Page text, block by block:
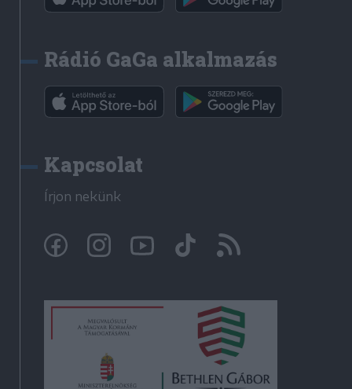
Rádió GaGa alkalmazás
Kapcsolat
Írjon nekünk